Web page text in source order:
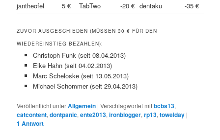
jantheofel
5 € TabTwo -20 € dentaku -35 €
ZUVOR AUSGESCHIEDEN (MÜSSEN 30 € FÜR DEN
WIEDEREINSTIEG BEZAHLEN):
Christoph Funk (seit 08.04.2013)
Elke Hahn (seit 04.02.2013)
Marc Scheloske (seit 13.05.2013)
Michael Schommer (seit 29.04.2013)
Veröffentlicht unterAllgemein |Verschlagwortet mitbcbs13,
catcontent,dontpanic,ente2013,ironblogger,rp13,towelday |
1 Antwort